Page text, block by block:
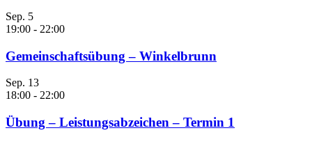
Sep. 5
19:00 - 22:00
Gemeinschaftsübung – Winkelbrunn
Sep. 13
18:00 - 22:00
Übung – Leistungsabzeichen – Termin 1